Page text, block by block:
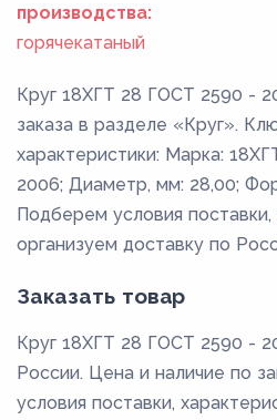
производства:
горячекатаный
Круг 18ХГТ 28 ГОСТ 2590 -
заказа в разделе «Круг».
характеристики: Марка:
2006; Диаметр, мм: 28,00;
Подберем условия поставки,
организуем доставку по
Заказать товар
Круг 18ХГТ 28 ГОСТ 2590 -
России. Цена и наличие по
условия поставки,